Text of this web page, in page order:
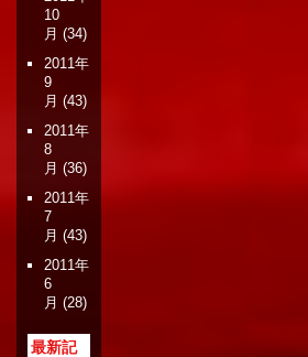
10
月 (34)
2011年
9
月 (43)
2011年
8
月 (36)
2011年
7
月 (43)
2011年
6
月 (28)
最新記